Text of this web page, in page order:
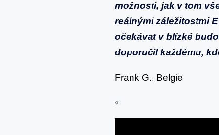
možnosti, jak v tom
reálnými záležitostmi
očekávat v blízké
doporučil každému,
Frank G., Belgie
«